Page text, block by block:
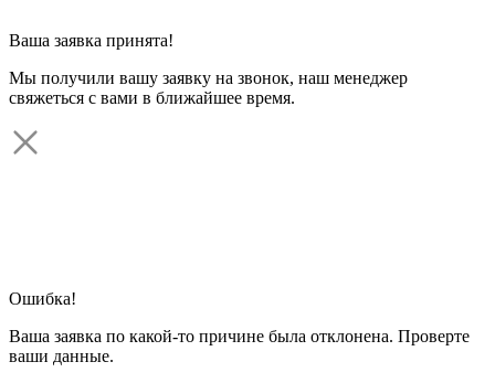
Ваша заявка принята!
Мы получили вашу заявку на звонок, наш менеджер
свяжеться с вами в ближайшее время.
Ошибка!
Ваша заявка по какой-то причине была отклонена. Проверте
ваши данные.